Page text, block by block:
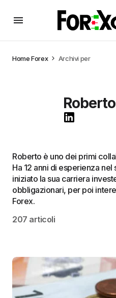
HomeForex Archivi per
Roberto è uno dei primi
Ha 12 anni di esperienza
iniziato la sua carriera
obbligazionari, per poi
Forex.
207 articoli